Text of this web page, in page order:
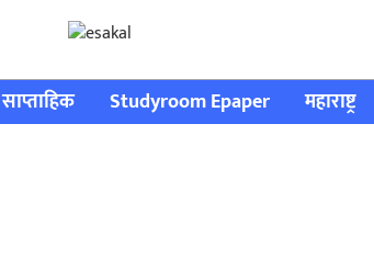
साप्ताहिक Studyroom Epaper महाराष्ट्र